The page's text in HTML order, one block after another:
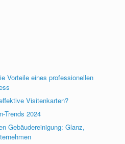
Vorteile eines professionellen
Visitenkarten?
Trends 2024
Gebäudereinigung: Glanz,